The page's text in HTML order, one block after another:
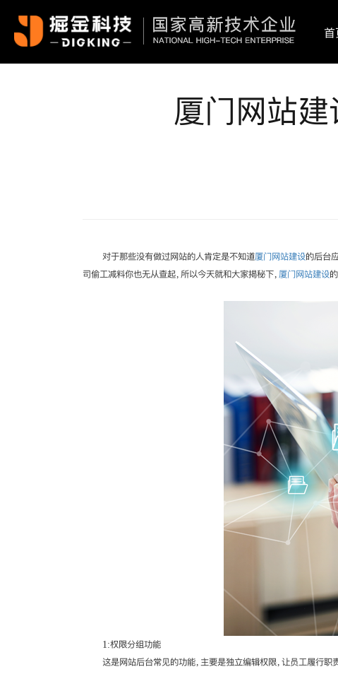
首
厦门网站
对于那些没有做过网站的人肯定是不知道厦门网站建设的后台
司偷工减料你也无从查起，所以今天就和大家揭秘下， 厦门网站建设
1:权限分组功能
这是网站后台常见的功能，主要是独立编辑权限，让员工履行职责